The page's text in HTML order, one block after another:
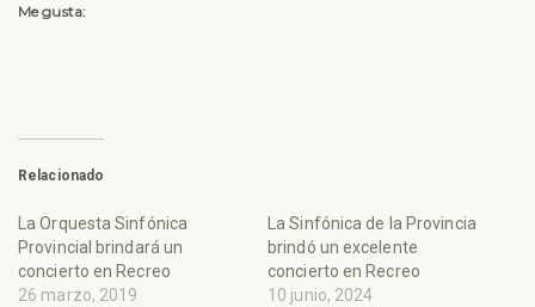
Me gusta:
Relacionado
La Orquesta Sinfónica
Provincial brindará un
concierto en Recreo
26 marzo, 2019
La Sinfónica de la Provincia
brindó un excelente
concierto en Recreo
10 junio, 2024